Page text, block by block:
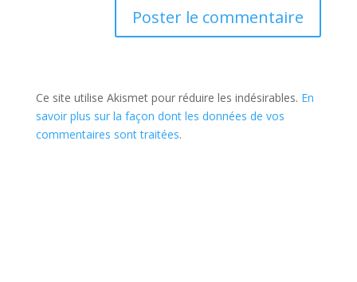
Ce site utilise Akismet pour réduire les indésirables. En
savoir plus sur la façon dont les données de vos
commentaires sont traitées.